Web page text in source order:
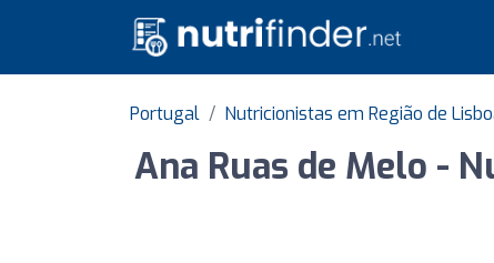
Portugal Nutricionistas em Região de
Ana Ruas de Melo -